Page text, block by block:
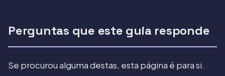
Perguntas que este guia responde
Se procurou alguma destas, esta página é para si.